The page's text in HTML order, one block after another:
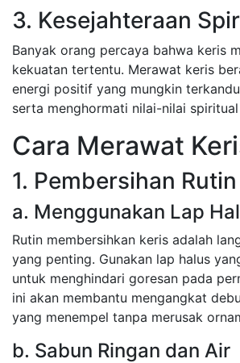
3. Kesejahteraan
Banyak orang percaya bahwa keris
kekuatan tertentu. Merawat keris
energi positif yang mungkin
serta menghormati nilai-nilai
Cara Merawat
1. Pembersihan Rutin
a. Menggunakan Lap
Rutin membersihkan keris adalah
yang penting. Gunakan lap halus
untuk menghindari goresan pada
ini akan membantu mengangkat
yang menempel tanpa merusak
b. Sabun Ringan dan Air